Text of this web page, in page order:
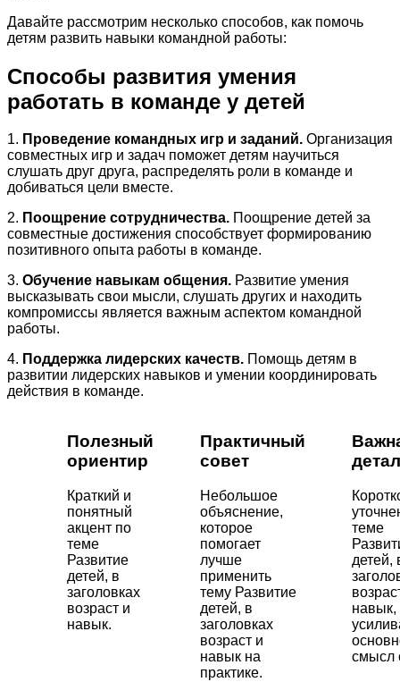
Давайте рассмотрим несколько способов, как помочь
детям развить навыки командной работы:
Способы развития умения
работать в команде у детей
1. Проведение командных игр и заданий. Организация
совместных игр и задач поможет детям научиться
слушать друг друга, распределять роли в команде и
добиваться цели вместе.
2. Поощрение сотрудничества. Поощрение детей за
совместные достижения способствует формированию
позитивного опыта работы в команде.
3. Обучение навыкам общения. Развитие умения
высказывать свои мысли, слушать других и находить
компромиссы является важным аспектом командной
работы.
4. Поддержка лидерских качеств. Помощь детям в
развитии лидерских навыков и умении координировать
действия в команде.
Полезный
ориентир
Краткий и
понятный
акцент по
теме
Развитие
детей, в
заголовках
возраст и
навык.
Практичный
совет
Небольшое
объяснение,
которое
помогает
лучше
применить
тему Развитие
детей, в
заголовках
возраст и
навык на
практике.
теме
детей,
навык,
смысл